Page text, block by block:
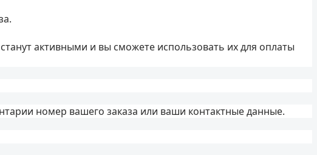
активными и вы сможете использовать их для оплаты
номер вашего заказа или ваши контактные данные.